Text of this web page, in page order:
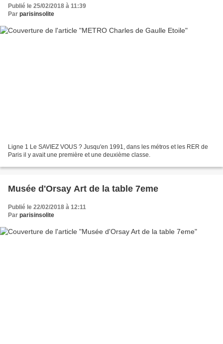
Publié le 25/02/2018 à 11:39
Par parisinsolite
Ligne 1 Le SAVIEZ VOUS ? Jusqu'en 1991, dans les métros et les RER de
Paris il y avait une première et une deuxième classe.
Musée d'Orsay Art de la table 7eme
Publié le 22/02/2018 à 12:11
Par parisinsolite